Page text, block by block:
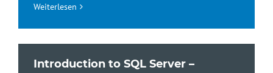
Weiterlesen
Introduction to SQL Server –